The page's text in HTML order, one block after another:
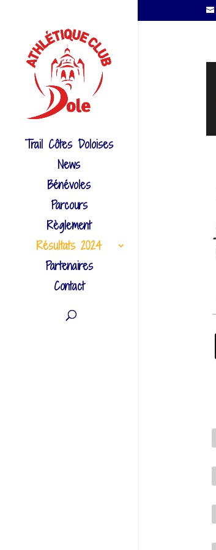
Trail Côtes Doloises
News
Bénévoles
Parcours
Règlement
Résultats 2024
Partenaires
Contact